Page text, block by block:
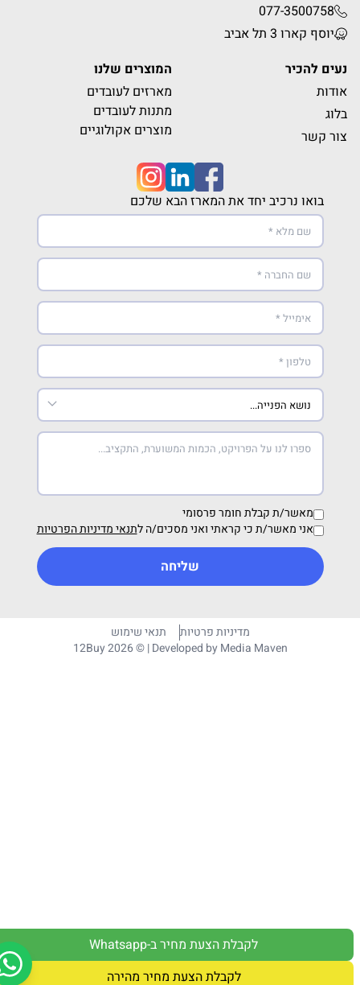
לקבלת הצעת מחיר ב-Whatsapp
לקבלת הצעת מחיר מהירה
077-3500758
יוסף קארו 3 תל אביב
נעים להכיר
אודות
בלוג
צור קשר
המוצרים שלנו
מארזים לעובדים
מתנות לעובדים
מוצרים אקולוגיים
בואו נרכיב יחד את המארז הבא שלכם
מאשר/ת קבלת חומר פרסומי
אני מאשר/ת כי קראתי ואני מסכים/ה לתנאי מדיניות הפרטיות
שליחה
מדיניות פרטיות
תנאי שימוש
12Buy 2026 © | Developed byMedia Maven